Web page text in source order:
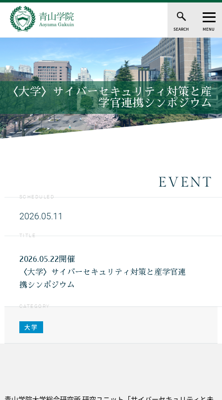
SEARCH MENU
〈大学〉サイバーセキュリティ対策と産
学官連携シンポジウム
EVENT
SCHEDULED
2026.05.11
TITLE
2026.05.22開催
〈大学〉サイバーセキュリティ対策と産学官連
携シンポジウム
CATEGORY
大学